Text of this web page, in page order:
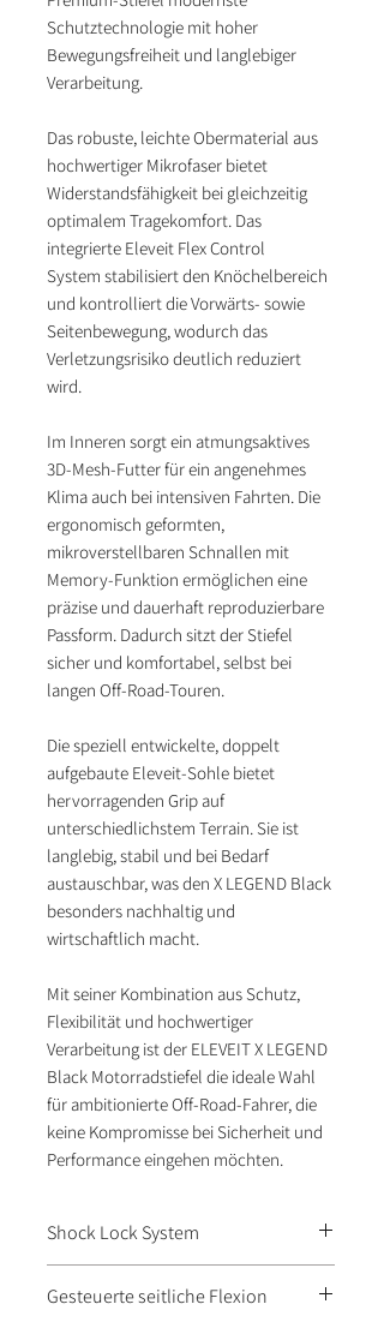
Schutztechnologie mit hoher
Bewegungsfreiheit und langlebiger
Verarbeitung.
Das robuste, leichte Obermaterial aus
hochwertiger Mikrofaser bietet
Widerstandsfähigkeit bei gleichzeitig
optimalem Tragekomfort. Das
integrierte Eleveit Flex Control
System stabilisiert den Knöchelbereich
und kontrolliert die Vorwärts- sowie
Seitenbewegung, wodurch das
Verletzungsrisiko deutlich reduziert
wird.
Im Inneren sorgt ein atmungsaktives
3D-Mesh-Futter für ein angenehmes
Klima auch bei intensiven Fahrten. Die
ergonomisch geformten,
mikroverstellbaren Schnallen mit
Memory-Funktion ermöglichen eine
präzise und dauerhaft reproduzierbare
Passform. Dadurch sitzt der Stiefel
sicher und komfortabel, selbst bei
langen Off-Road-Touren.
Die speziell entwickelte, doppelt
aufgebaute Eleveit-Sohle bietet
hervorragenden Grip auf
unterschiedlichstem Terrain. Sie ist
langlebig, stabil und bei Bedarf
austauschbar, was den X LEGEND Black
besonders nachhaltig und
wirtschaftlich macht.
Mit seiner Kombination aus Schutz,
Flexibilität und hochwertiger
Verarbeitung ist der ELEVEIT X LEGEND
Black Motorradstiefel die ideale Wahl
für ambitionierte Off-Road-Fahrer, die
keine Kompromisse bei Sicherheit und
Performance eingehen möchten.
Shock Lock System
Vorwärts-/Rückwärtsbewegung des
Gesteuerte seitliche Flexion